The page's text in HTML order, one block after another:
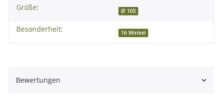
° tiefe Bauform für beste Kontrolle und präzise Lichtformung
° extrem leicht und transportabel
° schnell aufgespannt und einsatzbereit
Größe: Ø 105
Besonderheit: 16 Winkel
Bewertungen